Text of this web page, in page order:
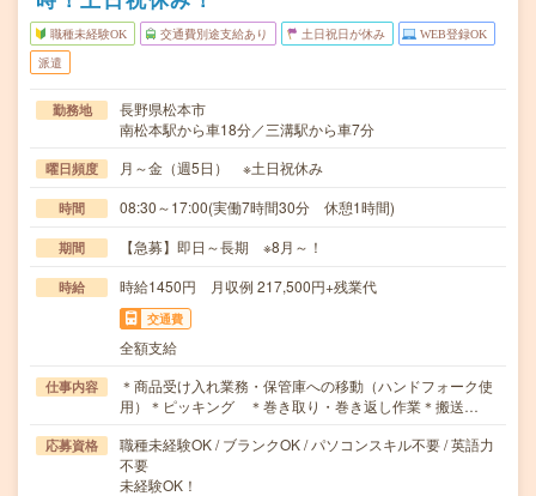
職種未経験OK 交通費別途支給あり 土日祝日が休み WEB登録OK
派遣
勤務地
長野県松本市
南松本駅から車18分／三溝駅から車7分
曜日頻度 月～金（週5日） ※土日祝休み
時間 08:30～17:00(実働7時間30分 休憩1時間)
期間 【急募】即日～長期 ※8月～！
時給 時給1450円 月収例 217,500円+残業代
交通費
全額支給
仕事内容
＊商品受け入れ業務・保管庫への移動（ハンドフォーク使
用）＊ピッキング ＊巻き取り・巻き返し作業＊搬送…
応募資格
職種未経験OK / ブランクOK / パソコンスキル不要 / 英語力
不要
未経験OK！